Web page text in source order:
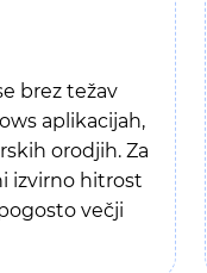
brez težav
aplikacijah,
orodjih. Za
izvirno hitrost
večji